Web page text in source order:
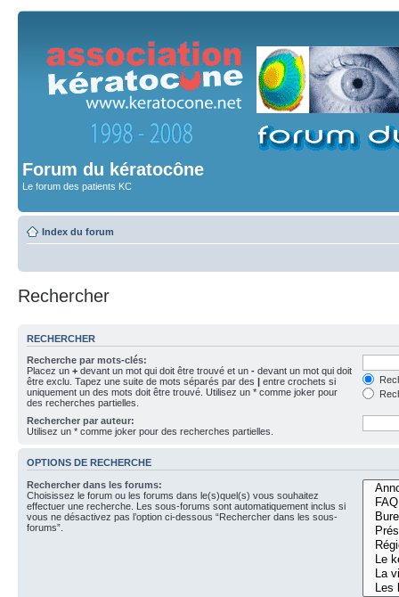
Forum du kératocône
Le forum des patients KC
Index du forum
Rechercher
RECHERCHER
Recherche par mots-clés:
Placez un + devant un mot qui doit être trouvé et un - devant un mot qui doit
être exclu. Tapez une suite de mots séparés par des | entre crochets si
uniquement un des mots doit être trouvé. Utilisez un * comme joker pour
des recherches partielles.
Rechercher par auteur:
Utilisez un * comme joker pour des recherches partielles.
OPTIONS DE RECHERCHE
Rechercher dans les forums:
Choisissez le forum ou les forums dans le(s)quel(s) vous souhaitez
effectuer une recherche. Les sous-forums sont automatiquement inclus si
vous ne désactivez pas l’option ci-dessous “Rechercher dans les sous-
forums”.